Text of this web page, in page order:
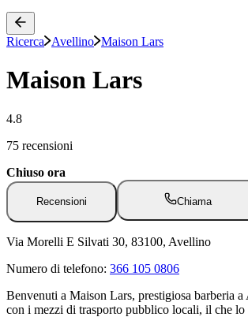
Ricerca Avellino Maison Lars
Maison Lars
4.8
75 recensioni
Chiuso ora
Recensioni Chiama
Via Morelli E Silvati 30, 83100, Avellino
Numero di telefono: 366 105 0806
Benvenuti a Maison Lars, prestigiosa barberia
con i mezzi di trasporto pubblico locali, il che